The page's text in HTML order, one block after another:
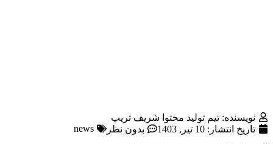
نویسنده: تیم تولید محتوا شریف تریپ
تاریخ انتشار: 10 تیر, 1403 بدون نظر news